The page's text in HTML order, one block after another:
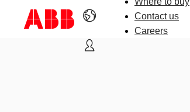
Contact us
Careers